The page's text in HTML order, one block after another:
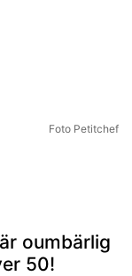
Foto Petitchef
oumbärlig
50!